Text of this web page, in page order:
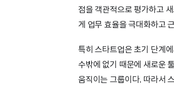
점을 객관적으로 평가하고
게 업무 효율을 극대화하고
특히 스타트업은 초기 단계
수밖에 없기 때문에 새로운
움직이는 그룹이다. 따라서